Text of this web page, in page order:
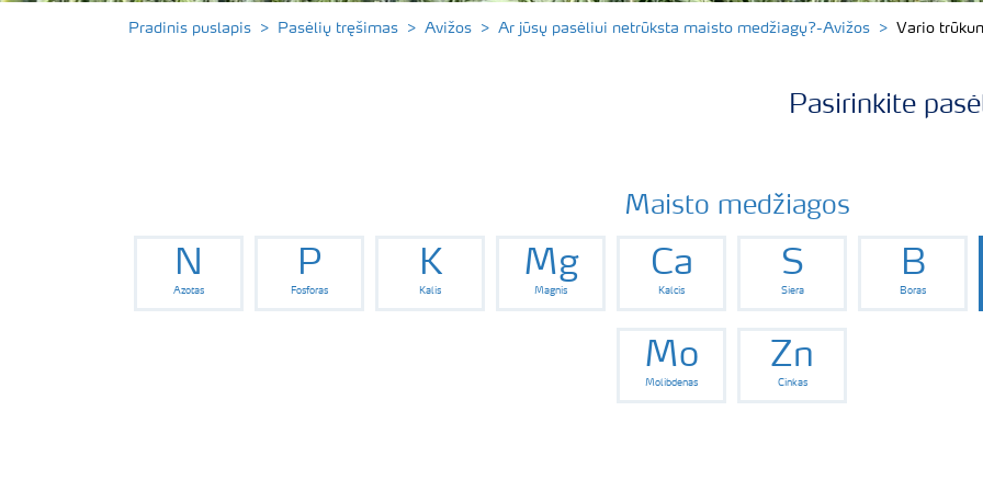
Pradinis puslapis Pasėlių tręšimas Avižos Ar jūsų pasėliui netrūksta maisto medžiagų?-Avižos Vario
Pasirinkite
Maisto medžiagos
N
Azotas
P
Fosforas
K
Kalis
Mg
Magnis
Ca
Kalcis
S
Siera
B
Boras
Mo
Molibdenas
Zn
Cinkas